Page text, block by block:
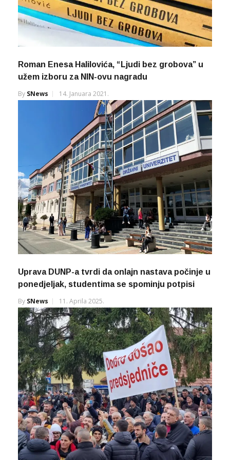
Roman Enesa Halilovića, “Ljudi bez grobova” u
užem izboru za NIN-ovu nagradu
By SNews 14. Januara 2021.
Uprava DUNP-a tvrdi da onlajn nastava počinje u
ponedjeljak, studentima se spominju potpisi
By SNews 11. Aprila 2025.